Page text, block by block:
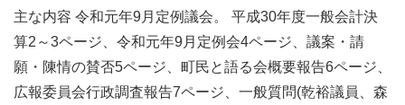
主な内容 令和元年9月定例議会。 平成30年度一般会計決
算2～3ページ、令和元年9月定例会4ページ、議案・請
願・陳情の賛否5ページ、町民と語る会概要報告6ページ、
広報委員会行政調査報告7ページ、一般質問(乾裕議員、森